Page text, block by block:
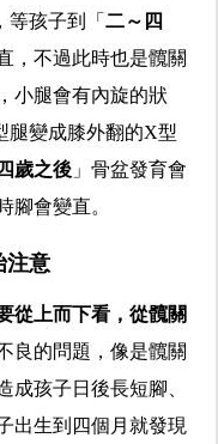
孩子到「 二～四
，不過此時也是髖關
小腿會有內旋的狀
腿變成膝外翻的X型
四歲之後」骨盆發育會
腳會變直。
注意
從上而下看，從髖關
良的問題，像是髖關
成孩子日後長短腳、
出生到四個月就發現